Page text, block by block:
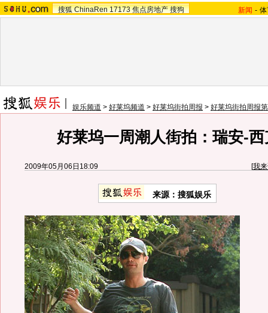
搜狐 ChinaRen 17173 焦点房地产 搜狗 新闻 -
娱乐频道 > 好莱坞频道 > 好莱坞街拍周报 > 好莱坞街拍周报
好莱坞一周潮人街拍：瑞安-
2009年05月06日18:09 [我
来源： 搜狐娱乐